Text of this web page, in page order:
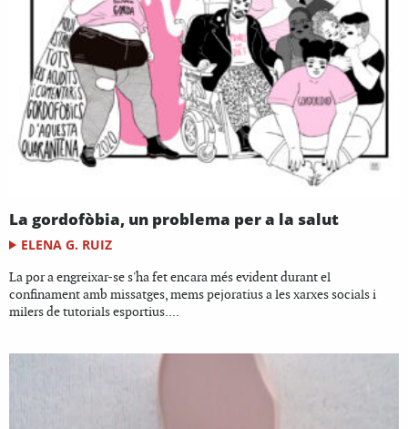
La gordofòbia, un problema per a la salut
ELENA G. RUIZ
La por a engreixar-se s'ha fet encara més evident durant el
confinament amb missatges, mems pejoratius a les xarxes socials i
milers de tutorials esportius....